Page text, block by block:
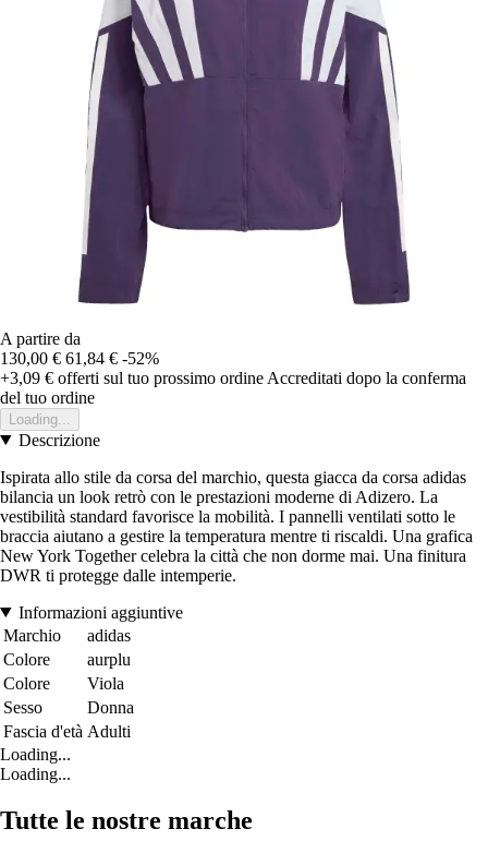
A partire da
130,00 € 61,84 € -52%
+3,09 € offerti sul tuo prossimo ordine Accreditati dopo la conferma
del tuo ordine
Loading...
Descrizione
Ispirata allo stile da corsa del marchio, questa giacca da corsa adidas
bilancia un look retrò con le prestazioni moderne di Adizero. La
vestibilità standard favorisce la mobilità. I pannelli ventilati sotto le
braccia aiutano a gestire la temperatura mentre ti riscaldi. Una grafica
New York Together celebra la città che non dorme mai. Una finitura
DWR ti protegge dalle intemperie.
Informazioni aggiuntive
Marchio
adidas
Colore
aurplu
Colore
Viola
Sesso
Donna
Fascia d'età Adulti
Loading...
Loading...
Tutte le nostre marche